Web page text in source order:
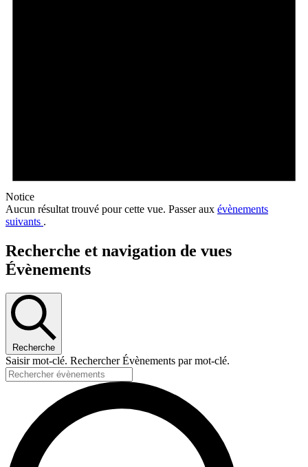
Notice
Aucun résultat trouvé pour cette vue. Passer aux évènements
suivants .
Recherche et navigation de vues
Évènements
Recherche
Saisir mot-clé. Rechercher Évènements par mot-clé.